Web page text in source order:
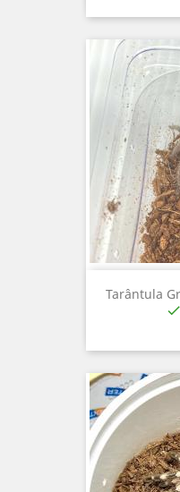
Tarântula
